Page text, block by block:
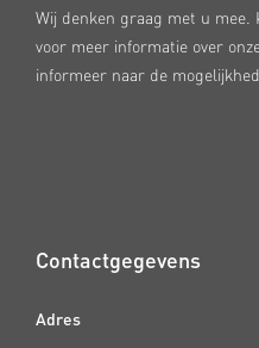
Wij denken graag met u mee.
voor meer informatie over
informeer naar de
Contactgegevens
Adres